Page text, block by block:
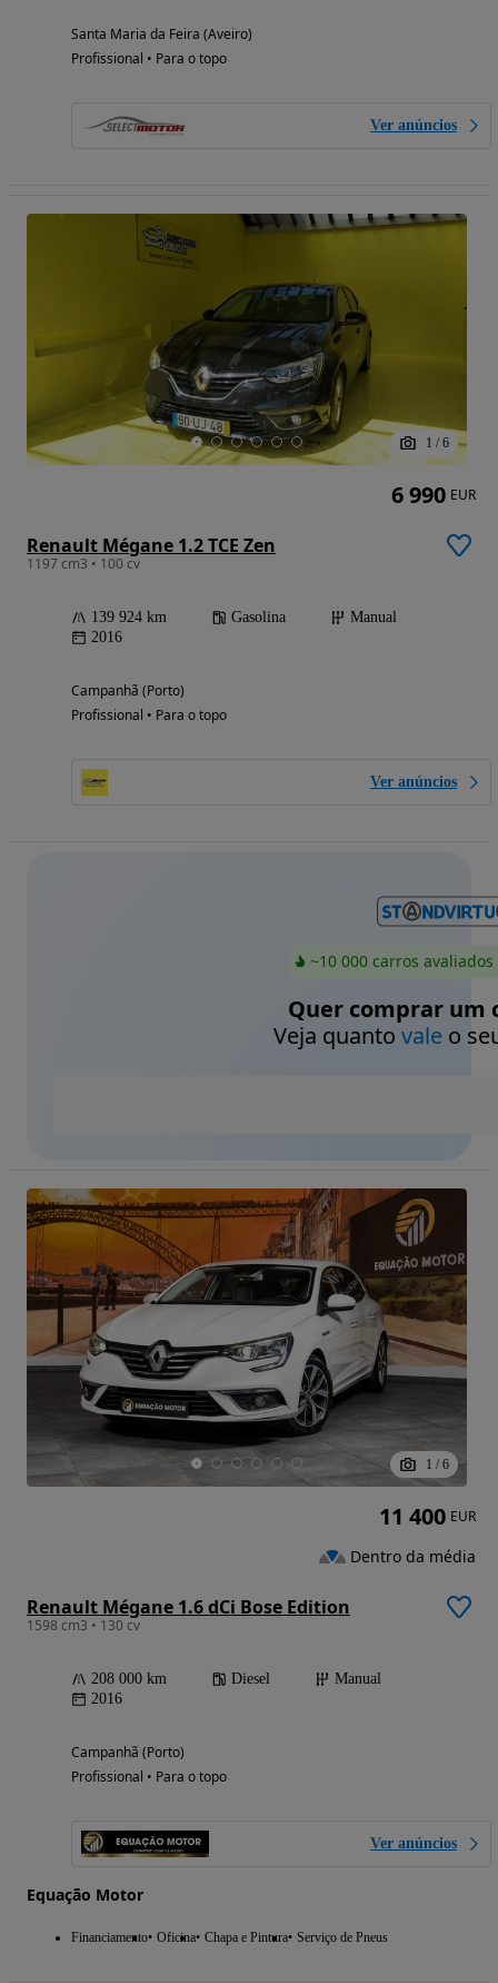
Santa Maria da Feira (Aveiro)
Profissional • Para o topo
Ver anúncios
1 / 6
Renault Mégane 1.2 TCE Zen
1197 cm3 • 100 cv
139 924 km Gasolina
Manual
2016
Campanhã (Porto)
Profissional • Para o topo
Ver anúncios
6 990 EUR
~10 000 carros
Quer comprar um
Veja quanto valeo
1 / 6
Renault Mégane 1.6 dCi Bose Edition
1598 cm3 • 130 cv
208 000 km Diesel
Manual
2016
Campanhã (Porto)
Profissional • Para o topo
Ver anúncios
Equação Motor
Financiamento Oficina Chapa e Pintura Serviço de Pneus
11 400 EUR
Dentro da média